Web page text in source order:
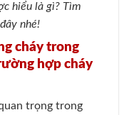
hiểu là gì? Tìm
nhé!
cháy trong
hợp cháy
trọng trong